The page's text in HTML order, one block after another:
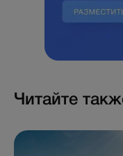
Читайте